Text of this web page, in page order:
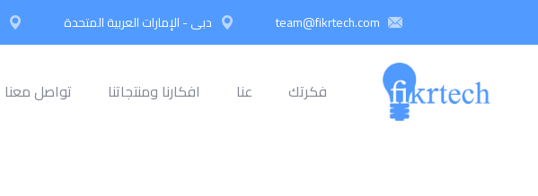
team@fikrtech.com دبي - الإمارات العربية المتحدة
تواصل معنا افكارنا ومنتجاتنا عنا فكرتك